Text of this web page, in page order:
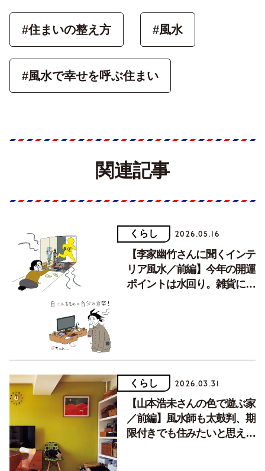
#住まいの整え方 #風水
#風水で幸せを呼ぶ住まい
関連記事
くらし 2026.05.16
【李家幽竹さんに聞くインテ
リア風水／前編】今年の開運
ポイントは水回り。雑貨にも
くらし 2026.03.31
【山本浩未さんの色で遊ぶ家
／前編】風水師も太鼓判、期
限付きでも住みたいと思えた